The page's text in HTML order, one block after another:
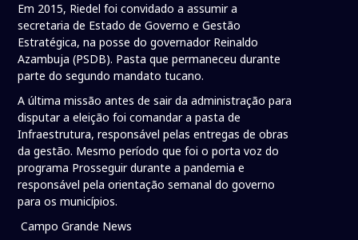
Em 2015, Riedel foi convidado a assumir a
secretaria de Estado de Governo e Gestão
Estratégica, na posse do governador Reinaldo
Azambuja (PSDB). Pasta que permaneceu durante
parte do segundo mandato tucano.
A última missão antes de sair da administração para
disputar a eleição foi comandar a pasta de
Infraestrutura, responsável pelas entregas de obras
da gestão. Mesmo período que foi o porta voz do
programa Prosseguir durante a pandemia e
responsável pela orientação semanal do governo
para os municípios.
Campo Grande News